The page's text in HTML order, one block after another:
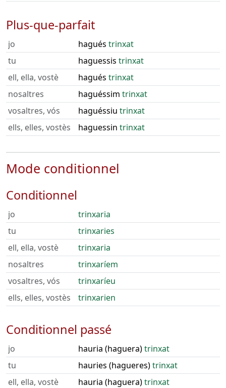
Plus-que-parfait
jo hagués trinxat
tu
haguessis trinxat
ell, ella, vostè
hagués trinxat
nosaltres
haguéssim trinxat
vosaltres, vós
haguéssiu trinxat
ells, elles, vostès
haguessin trinxat
Mode conditionnel
Conditionnel
jo
trinxaria
tu
trinxaries
ell, ella, vostè
trinxaria
nosaltres
trinxaríem
vosaltres, vós
trinxaríeu
ells, elles, vostès
trinxarien
Conditionnel passé
jo hauria (haguera)trinxat
tu
hauries (hagueres)trinxat
ell, ella, vostè
hauria (haguera)trinxat